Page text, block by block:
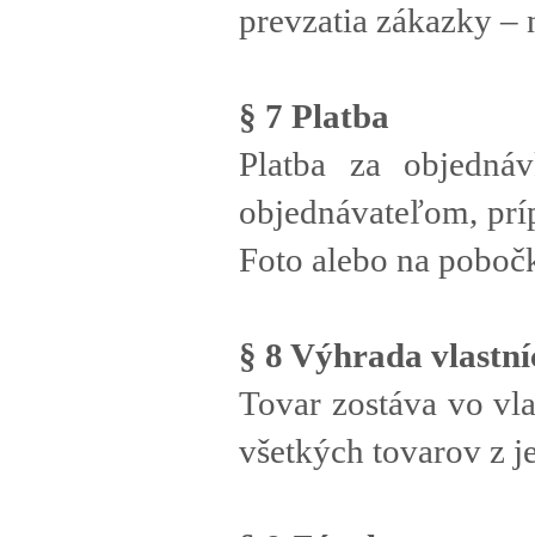
prevzatia zákazky –
§ 7 Platba
Platba za
objednávateľom,
Foto alebo na
§ 8 Výhrada
Tovar zostáva vo
všetkých tovarov z